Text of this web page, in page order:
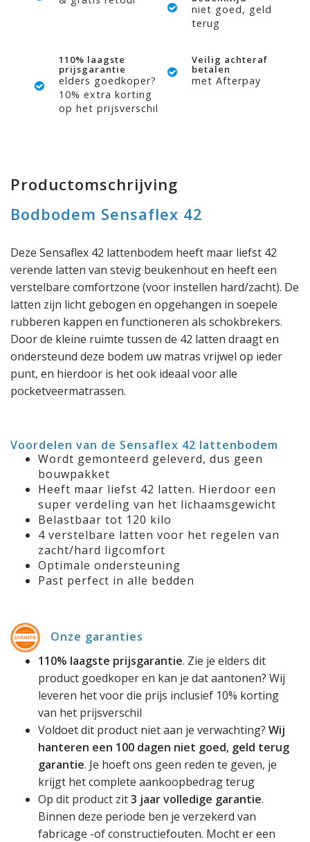
niet goed, geld
terug
110% laagste
prijsgarantie
elders goedkoper?
10% extra korting
op het prijsverschil
Veilig achteraf
betalen
met Afterpay
Productomschrijving
Bodbodem Sensaflex 42
Deze Sensaflex 42 lattenbodem heeft maar liefst 42
verende latten van stevig beukenhout en heeft een
verstelbare comfortzone (voor instellen hard/zacht). De
latten zijn licht gebogen en opgehangen in soepele
rubberen kappen en functioneren als schokbrekers.
Door de kleine ruimte tussen de 42 latten draagt en
ondersteund deze bodem uw matras vrijwel op ieder
punt, en hierdoor is het ook ideaal voor alle
pocketveermatrassen.
Voordelen van de Sensaflex 42 lattenbodem
Wordt gemonteerd geleverd, dus geen
bouwpakket
Heeft maar liefst 42 latten. Hierdoor een
super verdeling van het lichaamsgewicht
Belastbaar tot 120 kilo
4 verstelbare latten voor het regelen van
zacht/hard ligcomfort
Optimale ondersteuning
Past perfect in alle bedden
Onze garanties
110% laagste prijsgarantie. Zie je elders dit
product goedkoper en kan je dat aantonen? Wij
leveren het voor die prijs inclusief 10% korting
van het prijsverschil
Voldoet dit product niet aan je verwachting? Wij
hanteren een 100 dagen niet goed, geld terug
garantie. Je hoeft ons geen reden te geven, je
krijgt het complete aankoopbedrag terug
Op dit product zit3 jaar volledige garantie.
Binnen deze periode ben je verzekerd van
fabricage -of constructiefouten. Mocht er een